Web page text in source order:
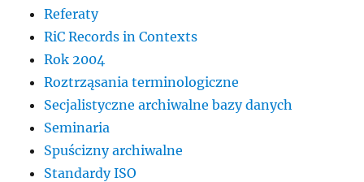
Referaty
RiC Records in Contexts
Rok 2004
Roztrząsania terminologiczne
Secjalistyczne archiwalne bazy danych
Seminaria
Spuścizny archiwalne
Standardy ISO